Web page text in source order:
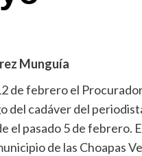
Munguía
de febrero el
del cadáver del
el pasado 5 de
de las Choapas